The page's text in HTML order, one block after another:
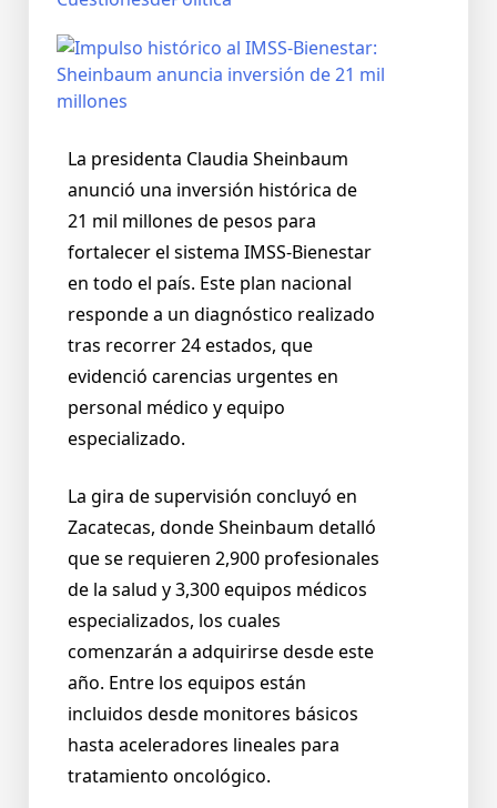
La presidenta Claudia Sheinbaum
anunció una inversión histórica de
21 mil millones de pesos para
fortalecer el sistema IMSS-Bienestar
en todo el país. Este plan nacional
responde a un diagnóstico realizado
tras recorrer 24 estados, que
evidenció carencias urgentes en
personal médico y equipo
especializado.
La gira de supervisión concluyó en
Zacatecas, donde Sheinbaum detalló
que se requieren 2,900 profesionales
de la salud y 3,300 equipos médicos
especializados, los cuales
comenzarán a adquirirse desde este
año. Entre los equipos están
incluidos desde monitores básicos
hasta aceleradores lineales para
tratamiento oncológico.